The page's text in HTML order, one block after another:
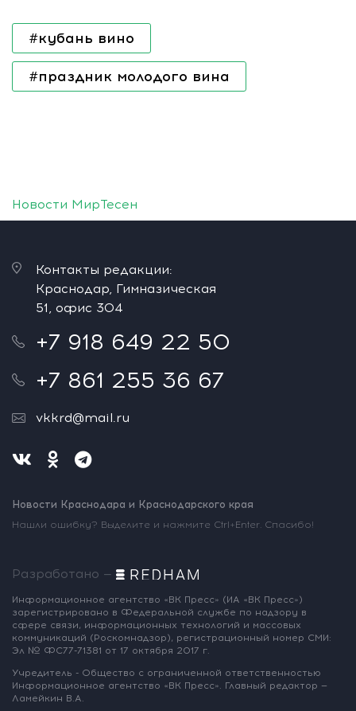
#кубань вино
#праздник молодого вина
Новости МирТесен
Контакты редакции:
Краснодар, Гимназическая
51, офис 304
+7 918 649 22 50
+7 861 255 36 67
vkkrd@mail.ru
Новости Краснодара и Краснодарского края
Нашли ошибку? Выделите и нажмите Ctrl+Enter. Спасибо!
Разработано —
Информационное агентство «ВК Пресс» (ИА «ВК Пресс»)
зарегистрировано в Федеральной службе по надзору в
сфере связи, информационных технологий и массовых
коммуникаций (Роскомнадзор), регистрационный номер СМИ:
Эл № ФС77-71381 от 17 октября 2017 г.
Учредитель - Общество с ограниченной ответственностью
Информационное агентство «ВК Пресс». Главный редактор —
Ламейкин В.А.